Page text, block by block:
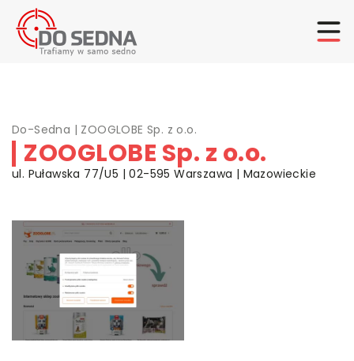
Do-Sedna | ZOOGLOBE Sp. z o.o.
ZOOGLOBE Sp. z o.o.
ul. Puławska 77/U5 | 02-595 Warszawa | Mazowieckie